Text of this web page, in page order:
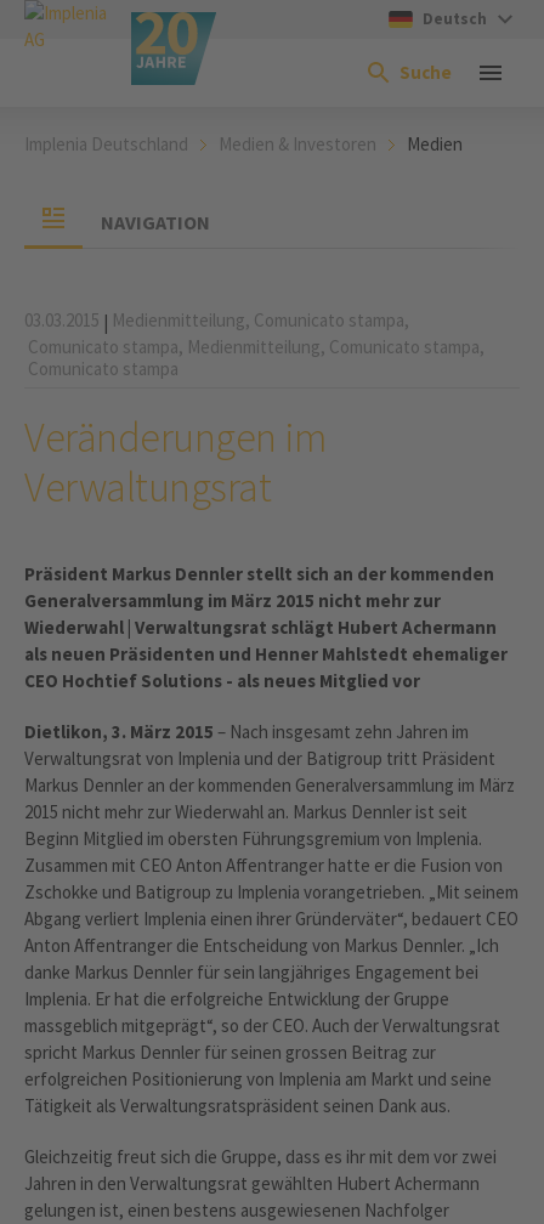
Deutsch
Suche
Implenia Deutschland Medien & Investoren Medien
NAVIGATION
03.03.2015 | Medienmitteilung, Comunicato stampa,
Comunicato stampa, Medienmitteilung, Comunicato stampa,
Comunicato stampa
Veränderungen im
Verwaltungsrat
Präsident Markus Dennler stellt sich an der kommenden
Generalversammlung im März 2015 nicht mehr zur
Wiederwahl | Verwaltungsrat schlägt Hubert Achermann
als neuen Präsidenten und Henner Mahlstedt ehemaliger
CEO Hochtief Solutions - als neues Mitglied vor
Dietlikon, 3. März 2015 – Nach insgesamt zehn Jahren im
Verwaltungsrat von Implenia und der Batigroup tritt Präsident
Markus Dennler an der kommenden Generalversammlung im März
2015 nicht mehr zur Wiederwahl an. Markus Dennler ist seit
Beginn Mitglied im obersten Führungsgremium von Implenia.
Zusammen mit CEO Anton Affentranger hatte er die Fusion von
Zschokke und Batigroup zu Implenia vorangetrieben. „Mit seinem
Abgang verliert Implenia einen ihrer Gründerväter“, bedauert CEO
Anton Affentranger die Entscheidung von Markus Dennler. „Ich
danke Markus Dennler für sein langjähriges Engagement bei
Implenia. Er hat die erfolgreiche Entwicklung der Gruppe
massgeblich mitgeprägt“, so der CEO. Auch der Verwaltungsrat
spricht Markus Dennler für seinen grossen Beitrag zur
erfolgreichen Positionierung von Implenia am Markt und seine
Tätigkeit als Verwaltungsratspräsident seinen Dank aus.
Gleichzeitig freut sich die Gruppe, dass es ihr mit dem vor zwei
Jahren in den Verwaltungsrat gewählten Hubert Achermann
gelungen ist, einen bestens ausgewiesenen Nachfolger